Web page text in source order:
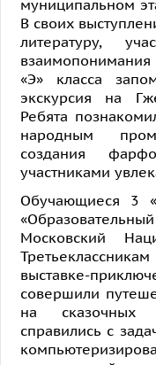
муниципальном
В своих
литературу,
взаимопонимания
«Э» класса
экскурсия на
Ребята
народным
создания
участниками
Обучающиеся 3
Московский
выставке-
совершили
на сказочных
справились с